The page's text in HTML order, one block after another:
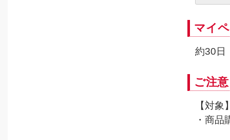
マイ
約30日
ご注意
【対象
・商